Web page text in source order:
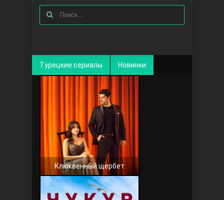
Турецкие сериалы Новинки
Клюквенный щербет